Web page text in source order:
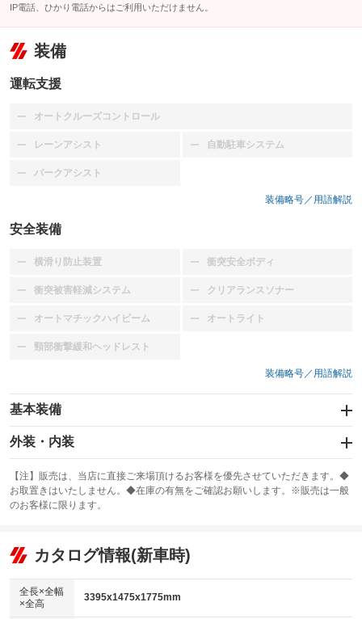
IP電話、ひかり電話からはご利用いただけません。
装備
運転支援
オートクルーズコントロール
：装備なし
レーンアシスト
：装備なし 自動駐車システム
：装備なし
パークアシスト
：装備なし
装備略号／用語解説
安全装備
横滑り防止装置
：装備なし 衝突安全ボディ
：装備なし
衝突被害軽減システム
：装備なし クリアランスソナー
：装備なし
オートマチックハイビーム
：装備なし オートライト
：装備なし
頸部衝撃緩和ヘッドレスト
：装備なし
装備略号／用語解説
基本装備
エアバッグ：運転席/助手席
：装備あり
：装備あり
サンルーフ
：装備なし ABS
リフトアップ
：装備なし
：装備なし
パワーウィンドウ
外装・内装
カーナビ：メモリーナビ他
：装備あり
TV：ワンセグ
：装備あり
ビジュアル
：装備なし
：装備あり
革シート
【注】販売は、当店に直接ご来場頂けるお客様を優先させていただきます。◆
お取置きはいたしません。◆在庫の有無をご確認お願いします。※販売は一般
のお客様に限ります。
カタログ情報(新車時)
全長×全幅
×全高
3395x1475x1775mm